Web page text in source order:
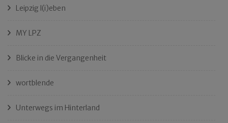
Leipzig l(i)eben
MY LPZ
Blicke in die Vergangenheit
wortblende
Unterwegs im Hinterland